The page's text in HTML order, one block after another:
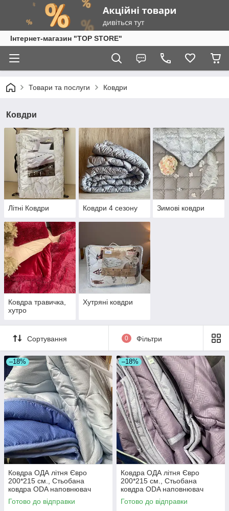
Інтернет-магазин "TOP STORE"
Товари та послуги Ковдри
Ковдри
Літні Ковдри Ковдри 4 сезону Зимові ковдри
Ковдра травичка,
хутро
Хутряні ковдри
Сортування 0 Фільтри
–18%
Ковдра ОДА літня Євро
200*215 см., Стьобана
ковдра ODA наповнювач
хлопок - Хлопкопон
Готово до відправки
–18%
Ковдра ОДА літня Євро
200*215 см., Стьобана
ковдра ODA наповнювач
хлопок - Хлопкопон
Готово до відправки